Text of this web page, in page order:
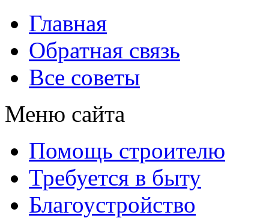
Главная
Обратная связь
Все советы
Меню сайта
Помощь строителю
Требуется в быту
Благоустройство